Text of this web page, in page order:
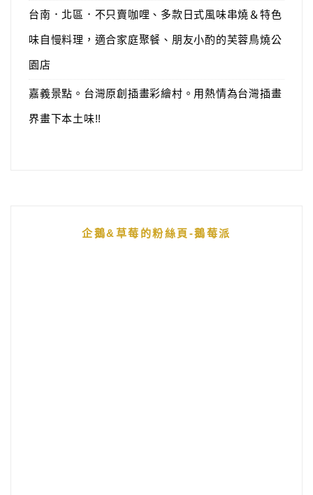
台南．北區．不只賣咖哩、多款日式風味串燒＆特色
味自慢料理，適合家庭聚餐、朋友小酌的芙蓉鳥燒公
園店
嘉義景點。台灣原創插畫彩繪村。用熱情為台灣插畫
界畫下本土味!!
企鵝&草莓的粉絲頁-鵝莓派